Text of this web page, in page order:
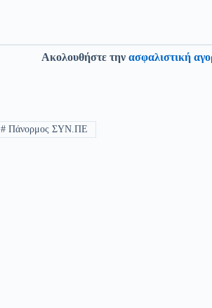
Ακολουθήστε την ασφαλιστική
#Πάνορμος ΣΥΝ.ΠΕ